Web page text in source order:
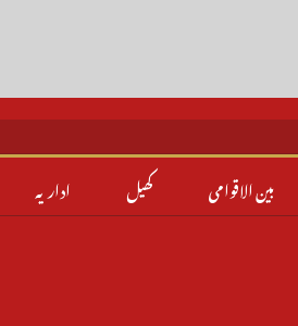
بین الاقوامی کھیل اداریہ